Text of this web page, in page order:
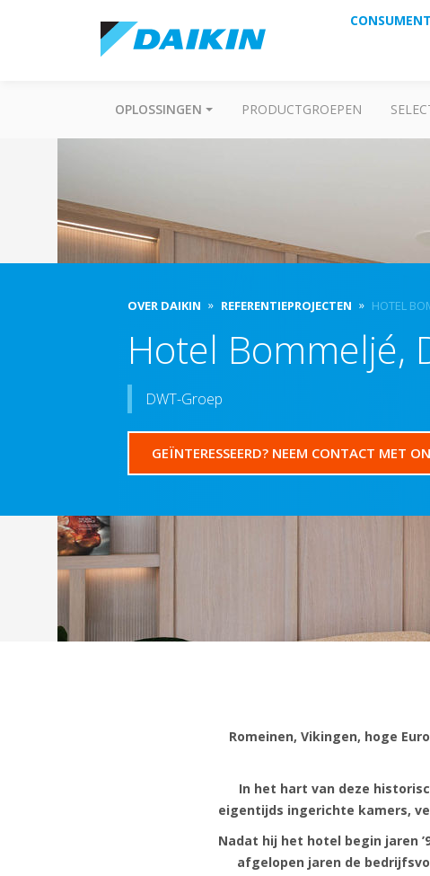
CONSUMENT
OPLOSSINGEN PRODUCTGROEPEN
OVER DAIKIN REFERENTIEPROJECTEN HOTEL
Hotel Bommeljé,
DWT-Groep
GEÏNTERESSEERD? NEEM CONTACT MET
Romeinen, Vikingen, hoge
In het hart van deze
eigentijds ingerichte kamers,
Nadat hij het hotel begin jaren
afgelopen jaren de